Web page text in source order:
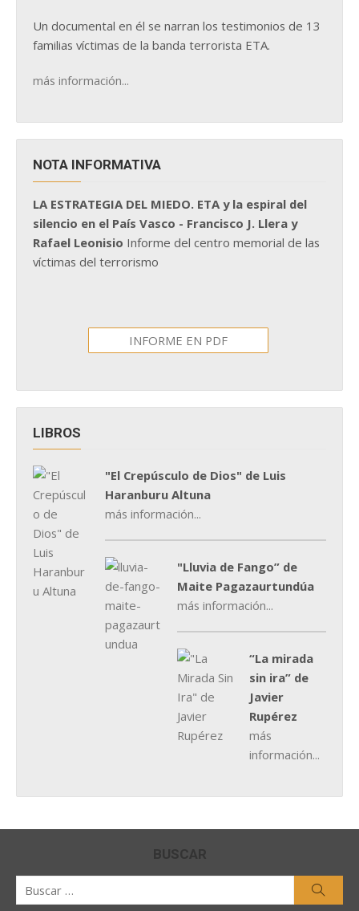
Un documental en él se narran los testimonios de 13
familias víctimas de la banda terrorista ETA.
más información...
NOTA INFORMATIVA
LA ESTRATEGIA DEL MIEDO. ETA y la espiral del
silencio en el País Vasco - Francisco J. Llera y
Rafael Leonisio Informe del centro memorial de las
víctimas del terrorismo
INFORME EN PDF
LIBROS
"El Crepúsculo de Dios" de Luis
Haranburu Altuna
más información...
"Lluvia de Fango” de
Maite Pagazaurtundúa
más información...
“La mirada
sin ira” de
Javier
Rupérez
más
información...
BUSCAR